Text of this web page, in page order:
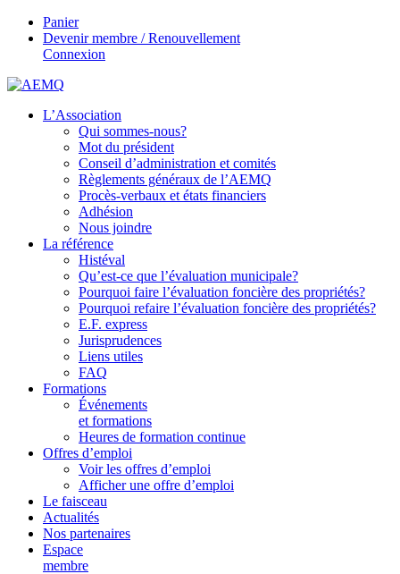
Panier
Devenir membre / Renouvellement
Connexion
L’Association
Qui sommes-nous?
Mot du président
Conseil d’administration et comités
Règlements généraux de l’AEMQ
Procès-verbaux et états financiers
Adhésion
Nous joindre
La référence
Histéval
Qu’est-ce que l’évaluation municipale?
Pourquoi faire l’évaluation foncière des propriétés?
Pourquoi refaire l’évaluation foncière des propriétés?
E.F. express
Jurisprudences
Liens utiles
FAQ
Formations
Événements
et formations
Heures de formation continue
Offres d’emploi
Voir les offres d’emploi
Afficher une offre d’emploi
Le faisceau
Actualités
Nos partenaires
Espace
membre